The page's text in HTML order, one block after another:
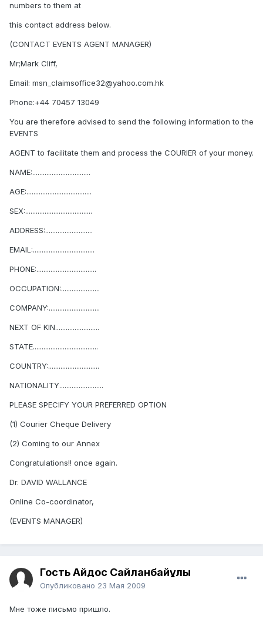
numbers to them at
this contact address below.
(CONTACT EVENTS AGENT MANAGER)
Mr;Mark Cliff,
Email: msn_claimsoffice32@yahoo.com.hk
Phone:+44 70457 13049
You are therefore advised to send the following information to the
EVENTS
AGENT to facilitate them and process the COURIER of your money.
NAME:.................................
AGE:.....................................
SEX:......................................
ADDRESS:...........................
EMAIL:...................................
PHONE:..................................
OCCUPATION:......................
COMPANY:.............................
NEXT OF KIN.........................
STATE.....................................
COUNTRY:.............................
NATIONALITY.........................
PLEASE SPECIFY YOUR PREFERRED OPTION
(1) Courier Cheque Delivery
(2) Coming to our Annex
Congratulations!! once again.
Dr. DAVID WALLANCE
Online Co-coordinator,
(EVENTS MANAGER)
Гость Айдос Сайланбайұлы
Опубликовано 23 Мая 2009
Мне тоже письмо пришло.